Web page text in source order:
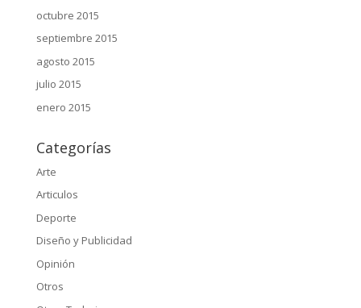
octubre 2015
septiembre 2015
agosto 2015
julio 2015
enero 2015
Categorías
Arte
Articulos
Deporte
Diseño y Publicidad
Opinión
Otros